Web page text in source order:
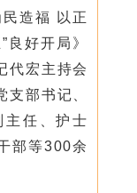
造福 以正
良好开局》
代宏主持会
支部书记、
任、护士
部等300余